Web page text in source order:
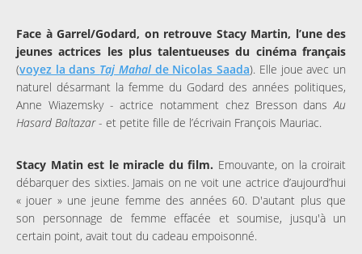
Face à Garrel/Godard, on retrouve Stacy Martin, l’une des
jeunes actrices les plus talentueuses du cinéma français
(voyez la dans Taj Mahalde Nicolas Saada). Elle joue avec un
naturel désarmant la femme du Godard des années politiques,
Anne Wiazemsky - actrice notamment chez Bresson dans Au
Hasard Baltazar- et petite fille de l’écrivain François Mauriac.
Stacy Matin est le miracle du film. Emouvante, on la croirait
débarquer des sixties. Jamais on ne voit une actrice d’aujourd’hui
« jouer » une jeune femme des années 60. D'autant plus que
son personnage de femme effacée et soumise, jusqu'à un
certain point, avait tout du cadeau empoisonné.